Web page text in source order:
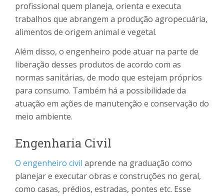
profissional quem planeja, orienta e executa
trabalhos que abrangem a produção agropecuária,
alimentos de origem animal e vegetal.
Além disso, o engenheiro pode atuar na parte de
liberação desses produtos de acordo com as
normas sanitárias, de modo que estejam próprios
para consumo. Também há a possibilidade da
atuação em ações de manutenção e conservação do
meio ambiente.
Engenharia Civil
O engenheiro civil aprende na graduação como
planejar e executar obras e construções no geral,
como casas, prédios, estradas, pontes etc. Esse